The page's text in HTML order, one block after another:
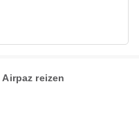
Airpaz reizen